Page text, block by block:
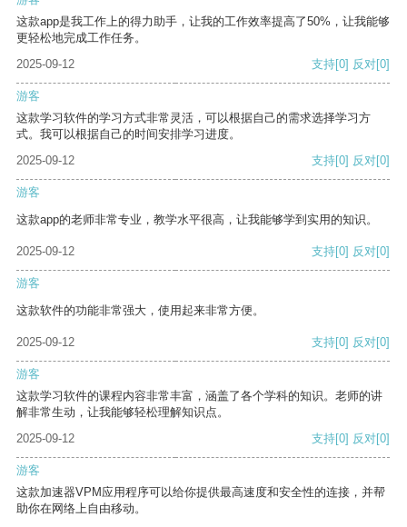
这款app是我工作上的得力助手，让我的工作效率提高了50%，让我能够
更轻松地完成工作任务。
2025-09-12
支持[0] 反对[0]
游客
这款学习软件的学习方式非常灵活，可以根据自己的需求选择学习方
式。我可以根据自己的时间安排学习进度。
2025-09-12
支持[0] 反对[0]
游客
这款app的老师非常专业，教学水平很高，让我能够学到实用的知识。
2025-09-12 支持[0] 反对[0]
游客
这款软件的功能非常强大，使用起来非常方便。
2025-09-12 支持[0] 反对[0]
游客
这款学习软件的课程内容非常丰富，涵盖了各个学科的知识。老师的讲
解非常生动，让我能够轻松理解知识点。
2025-09-12
支持[0] 反对[0]
游客
这款加速器VPM应用程序可以给你提供最高速度和安全性的连接，并帮
助你在网络上自由移动。